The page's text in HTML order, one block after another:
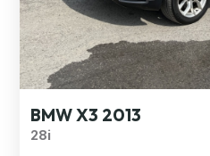
BMW X3 2013
28i